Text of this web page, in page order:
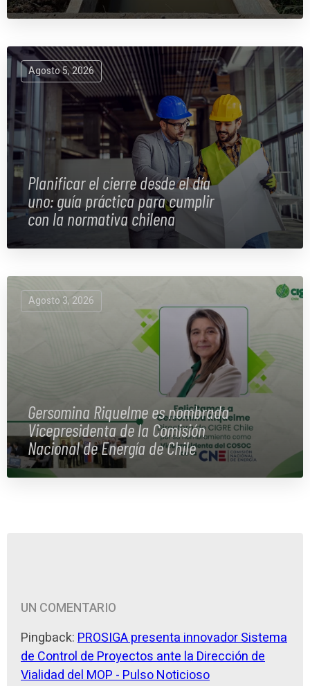
Agosto 5, 2026
Planificar el cierre desde el día
uno: guía práctica para cumplir
con la normativa chilena
Agosto 3, 2026
Gersomina Riquelme es nombrada
Vicepresidenta de la Comisión
Nacional de Energía de Chile
UN COMENTARIO
Pingback:PROSIGA presenta innovador Sistema
de Control de Proyectos ante la Dirección de
Vialidad del MOP - Pulso Noticioso